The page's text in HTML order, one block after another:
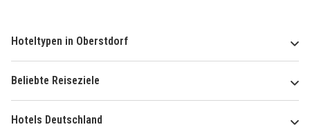
Hoteltypen in Oberstdorf
Beliebte Reiseziele
Hotels Deutschland